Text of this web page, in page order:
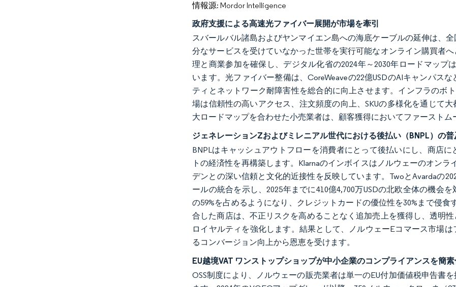
情報源: Mordor Intelligence
政府支援による高速光ファイバー展開が市場を牽引
スバールバル諸島およびヤンマイエン島への海底ケーブルの延伸は、
分なサービスを受けていなかった世帯を実行可能なオンライン購買者
理と商業参加を確保し、デジタル化省の2024年～2030年ロードマップ
います。光ファイバー整備は、CoreWeaveの22億USDのAIキャンパス
ティとネットワーク耐障害性を総合的に向上させます。インフラのボ
場は信頼性の高いアクセス、注文頻度の向上、SKUの多様化を通じて
大ロードマップを合わせた小売業者は、顧客獲得においてファーストム
ジェネレーションZおよびミレニアル世代における後払い（BNPL）の
BNPLはキャッシュアウトフローを消費者にとって後払いにし、商店
トの経済性を再構築します。Klarnaのインボイスはノルウェーのオン
デンとの深い信頼と文化的近接性を反映しています。TwoとAvardaの
ールの統合を示し、2025年までに410億4,700万USDの北欧全体の機会
の59%を占めるようになり、クレジットカードの優位性を30%まで侵
合した商店は、不正リスクを高めることなく追加売上を獲得し、透明
ロイヤルティを強化します。結果として、ノルウェーEコマース市場
るコンバージョン向上から恩恵を受けます。
EU越境VAT ワンストップショップが中小企業のコンプライアンスを簡
OSS制度により、ノルウェーの販売業者は単一のEU付加価値税申告書